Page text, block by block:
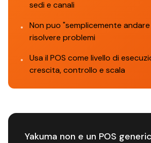
sedi e canali
•
Non puo "semplicemente
risolvere problemi
•
Usa il POS come livello di
crescita, controllo e scala
Yakuma non e un POS